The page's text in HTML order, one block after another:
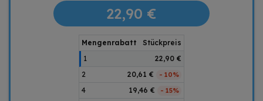
22,90 €
Mengenrabatt
Stückpreis
1
22,90 €
2
20,61 € - 10%
4 19,46 € - 15%